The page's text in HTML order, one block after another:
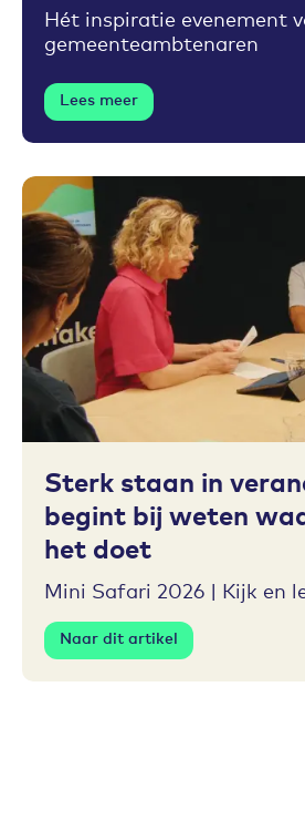
Hét inspiratie evenement
gemeenteambtenaren
Lees meer
Toevoegen aan favorieten
Sterk staan in
begint bij weten
het doet
Mini Safari 2026 | Kijk en
Naar dit artikel